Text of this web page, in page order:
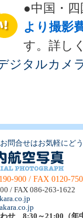
●中国・
より撮影
す。詳し
ジタルカメ
問合せはお気軽にど
900 / FAX 0120-
/ FAX 086-263-1622
せ 8:30～21:00（年